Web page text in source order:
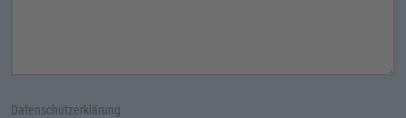
Datenschutzerklärung